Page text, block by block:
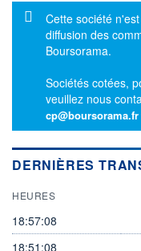
Message
Cette société
diffusion des
Boursorama.
Sociétés cotées,
veuillez nous
cp@boursorama.fr
DERNIÈRES
HEURES
18:57:08
18:51:08